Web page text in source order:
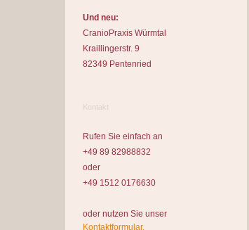
Und neu:
CranioPraxis Würmtal
Kraillingerstr. 9
82349 Pentenried
Kontakt
Rufen Sie einfach an
+49 89 82988832
oder
+49 1512 0176630
oder nutzen Sie unser
Kontaktformular.